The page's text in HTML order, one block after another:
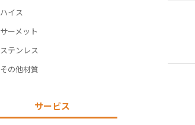
ハイス
サーメット
ステンレス
その他材質
サービス